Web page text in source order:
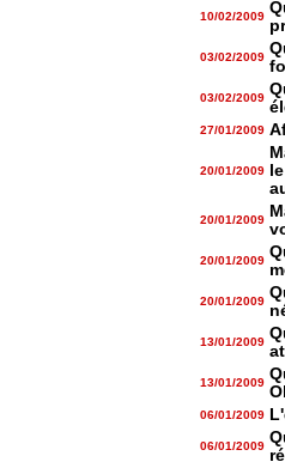
10/02/2009
03/02/2009
03/02/2009
27/01/2009
20/01/2009
20/01/2009
20/01/2009
20/01/2009
13/01/2009
13/01/2009
06/01/2009
06/01/2009